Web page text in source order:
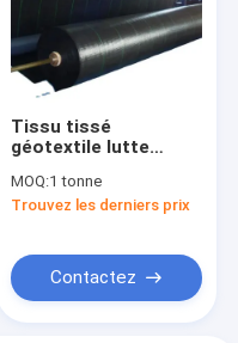
Tissu tissé
géotextile lutte
herbes couverture du
sol clôture de limon
MOQ:1 tonne
Trouvez les derniers prix
Contactez